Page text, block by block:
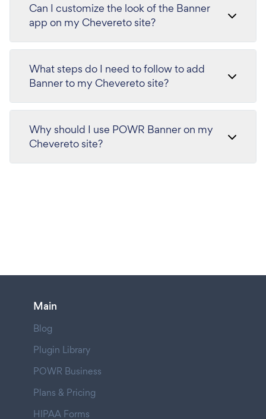
Can I customize the look of the Banner
app on my Chevereto site?
What steps do I need to follow to add
Banner to my Chevereto site?
Why should I use POWR Banner on my
Chevereto site?
Main
Blog
Plugin Library
POWR Business
Plans & Pricing
HIPAA Forms